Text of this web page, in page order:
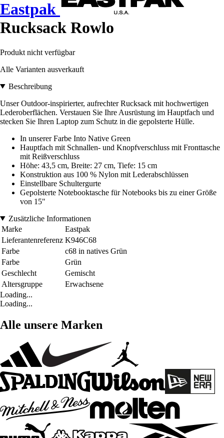
Eastpak
Rucksack Rowlo
Produkt nicht verfügbar
Alle Varianten ausverkauft
Beschreibung
Unser Outdoor-inspirierter, aufrechter Rucksack mit hochwertigen
Lederoberflächen. Verstauen Sie Ihre Ausrüstung im Hauptfach und
stecken Sie Ihren Laptop zum Schutz in die gepolsterte Hülle.
In unserer Farbe Into Native Green
Hauptfach mit Schnallen- und Knopfverschluss mit Fronttasche
mit Reißverschluss
Höhe: 43,5 cm, Breite: 27 cm, Tiefe: 15 cm
Konstruktion aus 100 % Nylon mit Lederabschlüssen
Einstellbare Schultergurte
Gepolsterte Notebooktasche für Notebooks bis zu einer Größe
von 15"
Zusätzliche Informationen
Marke
Eastpak
Lieferantenreferenz K946C68
Farbe
c68 in natives Grün
Farbe
Grün
Geschlecht
Gemischt
Altersgruppe
Erwachsene
Loading...
Loading...
Alle unsere Marken